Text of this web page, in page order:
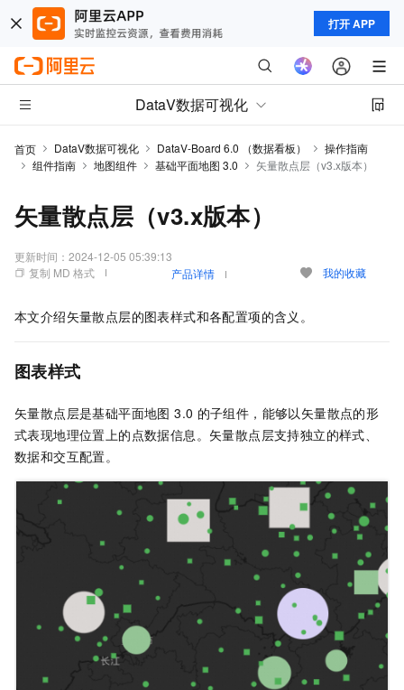
打开 APP
DataV数据可视化
首页 DataV数据可视化 DataV-Board 6.0 （数据看板）
操作指南
组件指南
地图组件 基础平面地图 3.0 矢量散点层（v3.x版本）
矢量散点层（v3.x版本）
更新时间： 2024-12-05 05:39:13
复制 MD 格式
产品详情 我的收藏
本文介绍矢量散点层的图表样式和各配置项的含义。
图表样式
矢量散点层是基础平面地图 3.0 的子组件，能够以矢量散点的形
式表现地理位置上的点数据信息。矢量散点层支持独立的样式、
数据和交互配置。